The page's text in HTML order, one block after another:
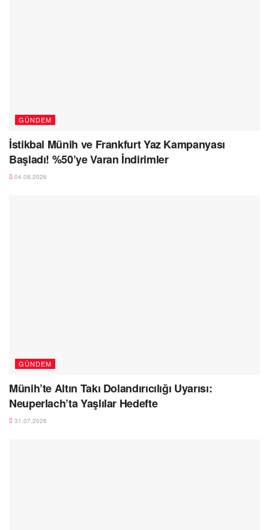
GÜNDEM
İstikbal Münih ve Frankfurt Yaz Kampanyası
Başladı! %50’ye Varan İndirimler
04.08.2026
GÜNDEM
Münih’te Altın Takı Dolandırıcılığı Uyarısı:
Neuperlach’ta Yaşlılar Hedefte
31.07.2026